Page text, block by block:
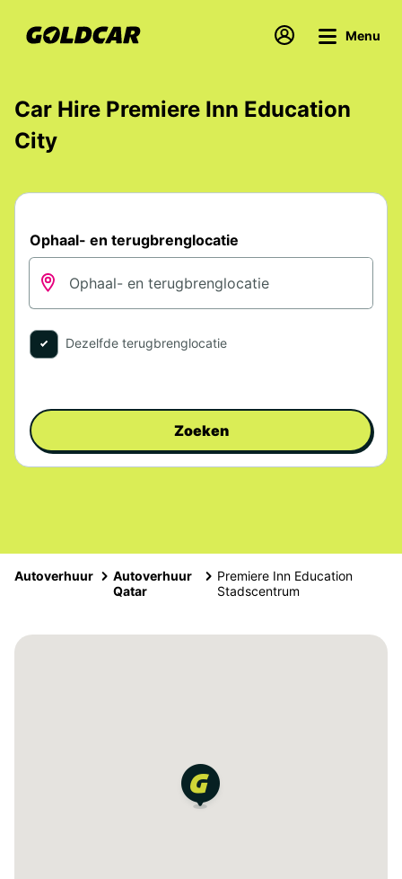
Menu
Car Hire Premiere Inn Education
City
Ophaal- en terugbrenglocatie
Dezelfde terugbrenglocatie
Zoeken
Autoverhuur
Autoverhuur
Qatar
Premiere Inn Education
Stadscentrum